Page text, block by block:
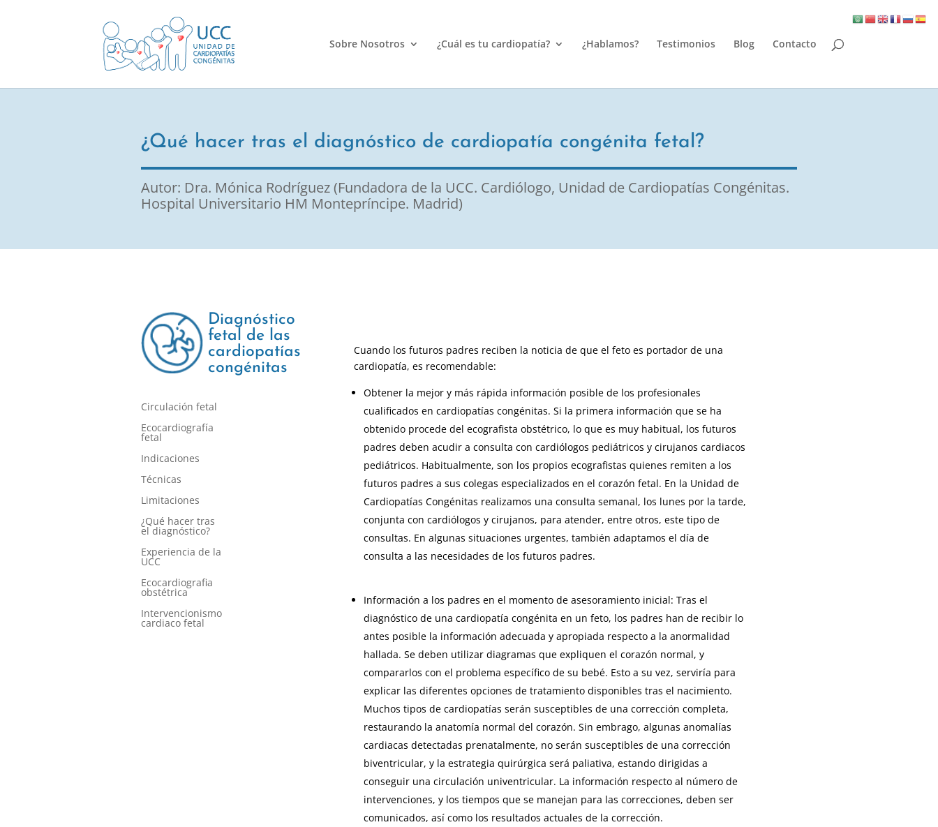
Sobre Nosotros ¿Cuál es tu cardiopatía? ¿Hablamos? Testimonios Blog Contacto
¿Qué hacer tras el diagnóstico de cardiopatía congénita fetal?
Autor: Dra. Mónica Rodríguez (Fundadora de la UCC. Cardiólogo, Unidad de Cardiopatías Congénitas.
Hospital Universitario HM Montepríncipe. Madrid)
Diagnóstico
fetal de las
cardiopatías
congénitas
Circulación fetal
Ecocardiografía
fetal
Indicaciones
Técnicas
Limitaciones
¿Qué hacer tras
el diagnóstico?
Experiencia de la
UCC
Ecocardiografia
obstétrica
Intervencionismo
cardiaco fetal
Cuando los futuros padres reciben la noticia de que el feto es portador de una
cardiopatía, es recomendable:
Obtener la mejor y más rápida información posible de los profesionales
cualificados en cardiopatías congénitas. Si la primera información que se ha
obtenido procede del ecografista obstétrico, lo que es muy habitual, los futuros
padres deben acudir a consulta con cardiólogos pediátricos y cirujanos cardiacos
pediátricos. Habitualmente, son los propios ecografistas quienes remiten a los
futuros padres a sus colegas especializados en el corazón fetal. En la Unidad de
Cardiopatías Congénitas realizamos una consulta semanal, los lunes por la tarde,
conjunta con cardiólogos y cirujanos, para atender, entre otros, este tipo de
consultas. En algunas situaciones urgentes, también adaptamos el día de
consulta a las necesidades de los futuros padres.
Información a los padres en el momento de asesoramiento inicial: Tras el
diagnóstico de una cardiopatía congénita en un feto, los padres han de recibir lo
antes posible la información adecuada y apropiada respecto a la anormalidad
hallada. Se deben utilizar diagramas que expliquen el corazón normal, y
compararlos con el problema específico de su bebé. Esto a su vez, serviría para
explicar las diferentes opciones de tratamiento disponibles tras el nacimiento.
Muchos tipos de cardiopatías serán susceptibles de una corrección completa,
restaurando la anatomía normal del corazón. Sin embrago, algunas anomalías
cardiacas detectadas prenatalmente, no serán susceptibles de una corrección
biventricular, y la estrategia quirúrgica será paliativa, estando dirigidas a
conseguir una circulación univentricular. La información respecto al número de
intervenciones, y los tiempos que se manejan para las correcciones, deben ser
comunicados, así como los resultados actuales de la corrección.